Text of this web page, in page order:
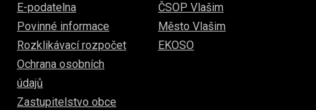
E-podatelna
Povinné informace
Rozklikávací rozpočet
Ochrana osobních
údajů
Zastupitelstvo obce
ČSOP Vlašim
Město Vlašim
EKOSO